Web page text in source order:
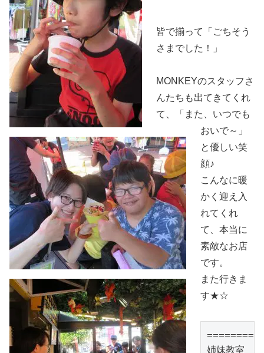
皆で揃って「ごちそう
さまでした！」
MONKEYのスタッフさ
んたちも出てきてくれ
て、「また、いつでも
おいで～」
と優しい笑
顔♪
こんなに暖
かく迎え入
れてくれ
て、本当に
素敵なお店
です。
また行きま
す★☆
姉妹教室